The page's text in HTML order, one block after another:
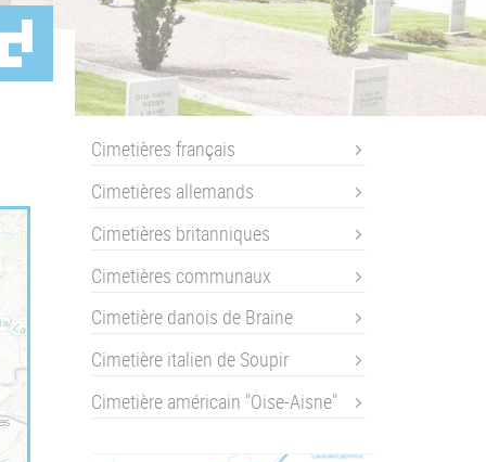
Cimetières français
Cimetières allemands
Cimetières britanniques
Cimetières communaux
Cimetière danois de Braine
Cimetière italien de Soupir
Cimetière américain "Oise-Aisne"